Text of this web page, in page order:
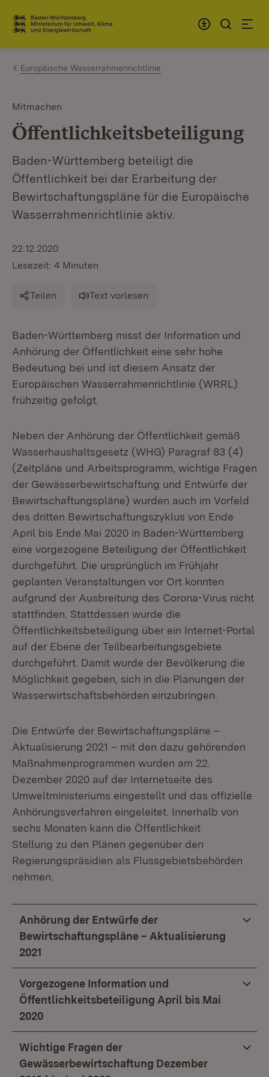
Zum Inhalt springen
Link zur Startseite
Europäische Wasserrahmenrichtlinie
Mitmachen
Öffentlichkeitsbeteiligung
Baden-Württemberg beteiligt die
Öffentlichkeit bei der Erarbeitung der
Bewirtschaftungspläne für die Europäische
Wasserrahmenrichtlinie aktiv.
22.12.2020
Lesezeit: 4 Minuten
Teilen Text vorlesen
Baden-Württemberg misst der Information und
Anhörung der Öffentlichkeit eine sehr hohe
Bedeutung bei und ist diesem Ansatz der
Europäischen Wasserrahmenrichtlinie (WRRL)
frühzeitig gefolgt.
Neben der Anhörung der Öffentlichkeit gemäß
Wasserhaushaltsgesetz (WHG) Paragraf 83 (4)
(Zeitpläne und Arbeitsprogramm, wichtige Fragen
der Gewässerbewirtschaftung und Entwürfe der
Bewirtschaftungspläne) wurden auch im Vorfeld
des dritten Bewirtschaftungszyklus von Ende
April bis Ende Mai 2020 in Baden-Württemberg
eine vorgezogene Beteiligung der Öffentlichkeit
durchgeführt. Die ursprünglich im Frühjahr
geplanten Veranstaltungen vor Ort konnten
aufgrund der Ausbreitung des Corona-Virus nicht
stattfinden. Stattdessen wurde die
Öffentlichkeitsbeteiligung über ein Internet-Portal
auf der Ebene der Teilbearbeitungsgebiete
durchgeführt. Damit wurde der Bevölkerung die
Möglichkeit gegeben, sich in die Planungen der
Wasserwirtschaftsbehörden einzubringen.
Die Entwürfe der Bewirtschaftungspläne –
Aktualisierung 2021 – mit den dazu gehörenden
Maßnahmenprogrammen wurden am 22.
Dezember 2020 auf der Internetseite des
Umweltministeriums eingestellt und das offizielle
Anhörungsverfahren eingeleitet. Innerhalb von
sechs Monaten kann die Öffentlichkeit
Stellung zu den Plänen gegenüber den
Regierungspräsidien als Flussgebietsbehörden
nehmen.
Anhörung der Entwürfe der
Bewirtschaftungspläne – Aktualisierung
2021
Vorgezogene Information und
Öffentlichkeitsbeteiligung April bis Mai
2020
Wichtige Fragen der
Gewässerbewirtschaftung Dezember